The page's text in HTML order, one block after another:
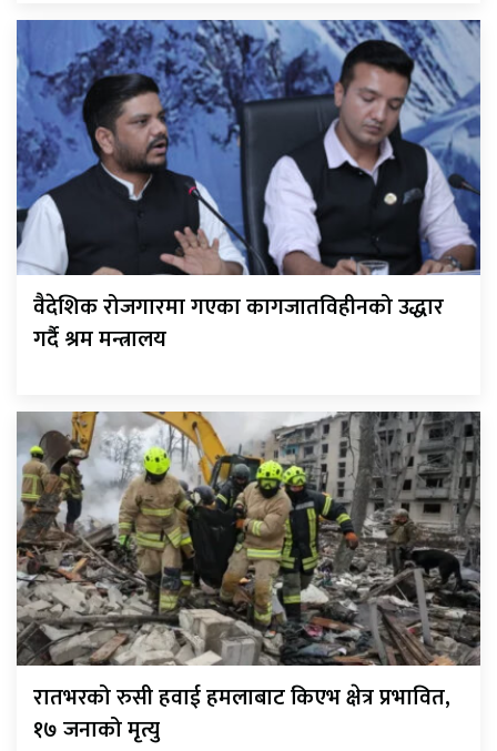
वैदेशिक रोजगारमा गएका कागजातविहीनको उद्धार
गर्दै श्रम मन्त्रालय
रातभरको रुसी हवाई हमलाबाट किएभ क्षेत्र प्रभावित,
१७ जनाको मृत्यु